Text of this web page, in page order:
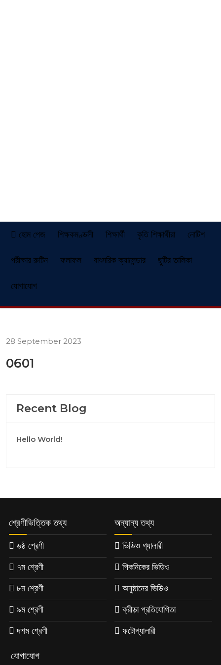
হোম পেজ শিক্ষকমণ্ডলী শিক্ষার্থী কৃতি শিক্ষার্থীরা নোটিশ
পরীক্ষার রুটিন ফলাফল বাৎসরিক ক্যালেন্ডার ছুটির তালিকা
যোগাযোগ
28 September 2023
0601
Recent Blog
Hello World!
শ্রেণীভিত্তিক তথ্য
৬ষ্ঠ শ্রেণী
৭ম শ্রেণী
৮ম শ্রেণী
৯ম শ্রেণী
দশম শ্রেণী
অন্যান্য তথ্য
ভিডিও গ্যালারী
পিকনিকের ভিডিও
অনুষ্ঠানের ভিডিও
ক্রীড়া প্রতিযোগিতা
ফটোগ্যালারী
যোগাযোগ